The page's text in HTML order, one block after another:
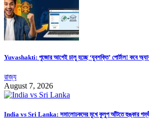
Yuvashakti: পুজোর আগেই চালু হচ্ছে ‘যুবশক্তি’ পোর্টাল! কবে
রাজ্য
August 7, 2026
India vs Sri Lanka: সমালোচকদের মুখে কুলুপ আঁটতে হুঙ্কার